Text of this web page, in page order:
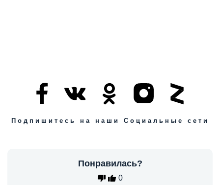
Подпишитесь на наши Социальные сети
Понравилась?
0